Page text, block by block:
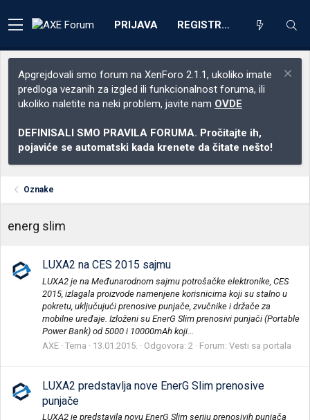
PRIJAVA REGISTRACIJA
Apgrejdovali smo forum na XenForo 2.1.1, ukoliko imate
predloga vezanih za izgled ili funkcionalnost foruma, ili
ukoliko naletite na neki problem, javite nam OVDE
DEFINISALI SMO PRAVILA FORUMA. Pročitajte ih,
pojaviće se automatski kada krenete da čitate nešto!
Oznake
energ slim
LUXA2 na CES 2015 sajmu
LUXA2 je na Međunarodnom sajmu potrošačke elektronike, CES
2015, izlagala proizvode namenjene korisnicima koji su stalno u
pokretu, uključujući prenosive punjače, zvučnike i držače za
mobilne uređaje. Izloženi su EnerG Slim prenosivi punjači (Portable
Power Bank) od 5000 i 10000mAh koji...
AXE Tema 13.01.2015. Odgovora: 2 Forum: Vesti sa portala
LUXA2 predstavlja nove EnerG Slim prenosive
punjače
LUXA2 je predstavila novu EnerG Slim seriju prenosivih punjača